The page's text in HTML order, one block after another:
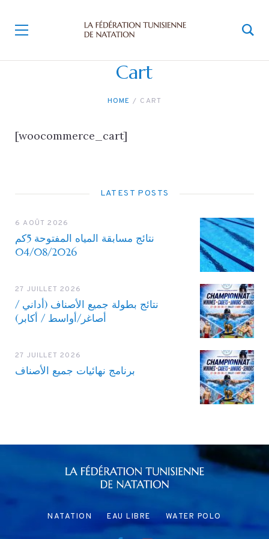
Cart
HOME CART
[woocommerce_cart]
LATEST POSTS
6 AOÛT 2026
نتائج مسابقة المياه المفتوحة 5كم
04/08/2026
27 JUILLET 2026
نتائج بطولة جميع الأصناف (أداني /
أصاغر/أواسط / أكابر)
27 JUILLET 2026
برنامج نهائيات جميع الأصناف
NATATION EAU LIBRE WATER POLO